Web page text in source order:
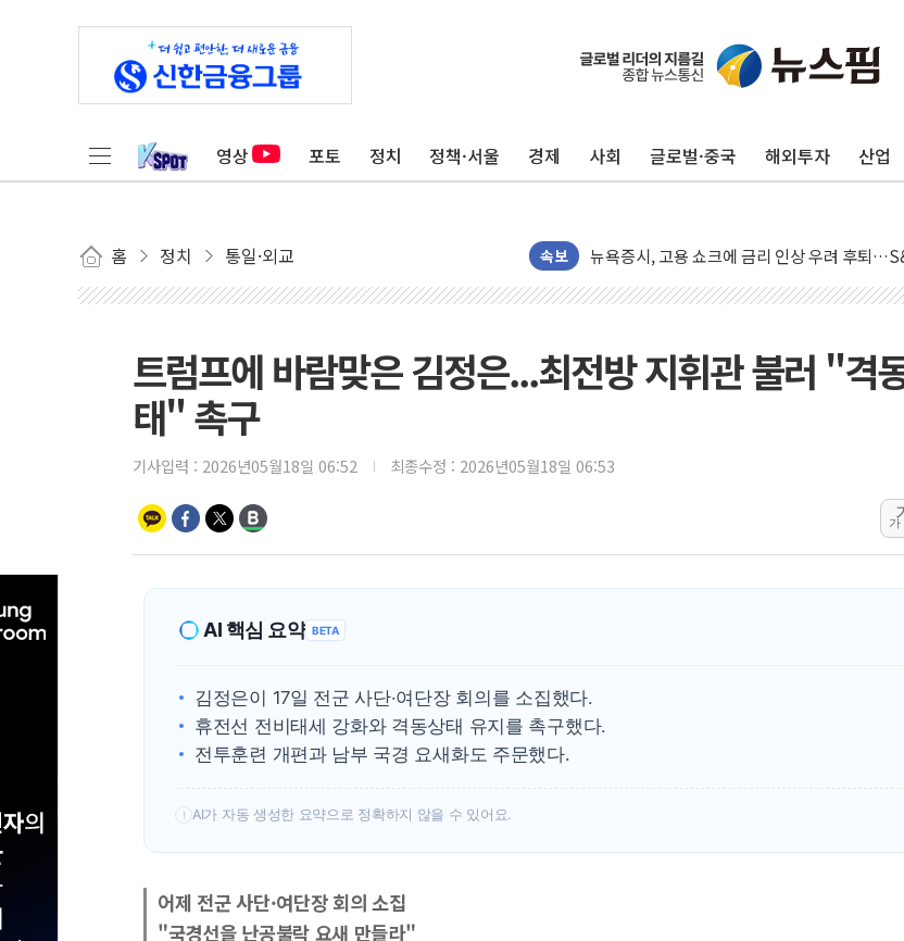
영상 포토 정치 정책·서울 경제 사회 글로벌·중국 해외투자 산업
홈 정치 통일·외교 속보
민주, 오늘 제주·인천 경선 결과 발표...'김민석
뉴욕증시, 고용 쇼크에 금리 인상 우려 후퇴
트럼프, 쿡 연준 이사 해임 재추진…"26일까지
미 연준 매파 기세 꺾이나…고용 감소에 9월 동
[종합] 이슬람 수니파 3국, '공동방위협정' 체결
이란 핵심 원유 수출항 '하르그섬', 최근 1주일
美 고용 쇼크에 엔화 장중 급등…시장은 "또 개
[AI MY 뉴스] 뉴욕 반도체주 프리뷰...美 고용
보훈부, 미 DPAA와 MOU… "6·25 미군 실종자
트럼프 "금리 내려야"…파월 때와 달리 워시엔
트럼프에 바람맞은 김정은...최전방 지휘관 불러 "격
태" 촉구
기사입력 : 2026년05월18일 06:52 최종수정 : 2026년05월18일 06:53
가
AI 핵심 요약 BETA
김정은이 17일 전군 사단·여단장 회의를 소집했다.
휴전선 전비태세 강화와 격동상태 유지를 촉구했다.
전투훈련 개편과 남부 국경 요새화도 주문했다.
! AI가 자동 생성한 요약으로 정확하지 않을 수 있어요.
어제 전군 사단·여단장 회의 소집
"국경선을 난공불락 요새 만들라"